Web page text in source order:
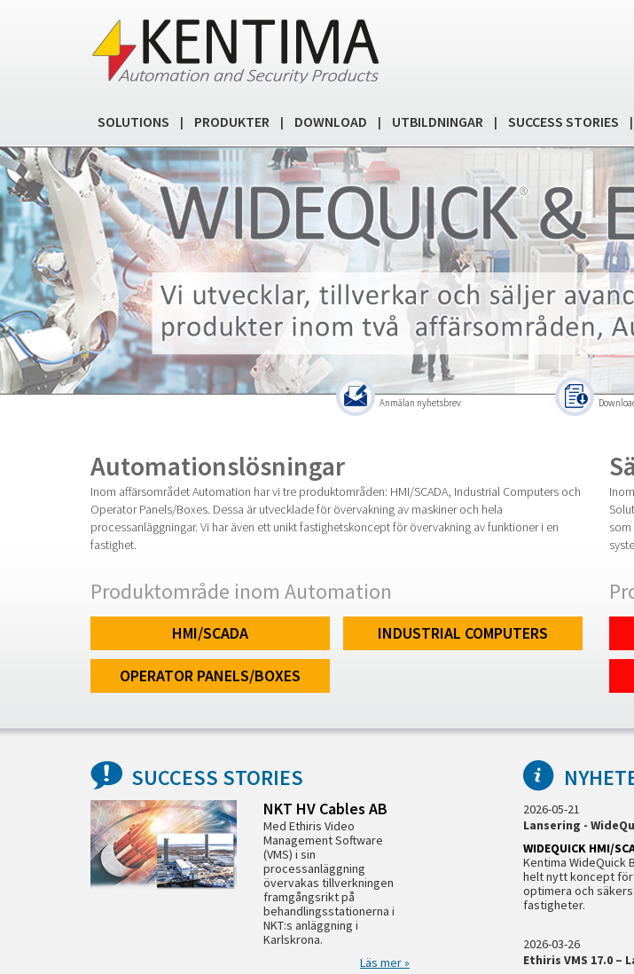
SOLUTIONS | PRODUKTER | DOWNLOAD | UTBILDNINGAR | SUCCESS STORIES |
Previous
Anmälan nyhetsbrev
Automationslösningar
Inom affärsområdet Automation har vi tre produktområden: HMI/SCADA, Industrial Computers och
Operator Panels/Boxes. Dessa är utvecklade för övervakning av maskiner och hela
processanläggningar. Vi har även ett uniktfastighetskoncept för övervakning av funktioner i en
fastighet.
Produktområde inom Automation
HMI/SCADA INDUSTRIAL COMPUTERS
OPERATOR PANELS/BOXES
SUCCESS STORIES
NKT HV Cables AB
Med Ethiris Video
Management Software
(VMS) i sin
processanläggning
övervakas tillverkningen
framgångsrikt på
behandlingsstationerna i
NKT:s anläggning i
Karlskrona.
Läs mer »
2026-05-21
Lansering -
WIDEQUICK HMI/
Kentima WideQuick
helt nytt koncept
optimera och
fastigheter.
2026-03-26
Ethiris VMS 17.0 –